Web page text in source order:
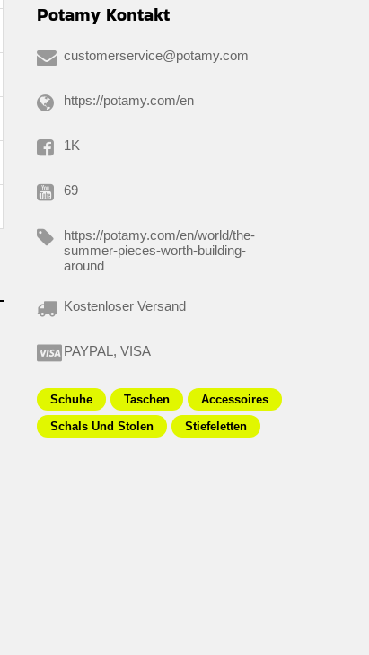
Potamy Kontakt
customerservice@potamy.com
https://potamy.com/en
1K
69
https://potamy.com/en/world/the-
summer-pieces-worth-building-
around
Kostenloser Versand
PAYPAL, VISA
Schuhe Taschen
Accessoires
Schals Und Stolen
Stiefeletten